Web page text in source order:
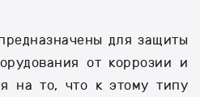
для защиты
от коррозии и
на то, что к этому типу